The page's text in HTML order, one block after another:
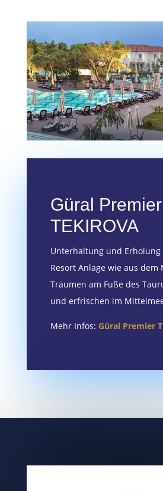
Güral Premier
TEKIROVA
Unterhaltung und
Resort Anlage wie aus dem
Träumen am Fuße des
und erfrischen im
Mehr Infos: Güral Premier